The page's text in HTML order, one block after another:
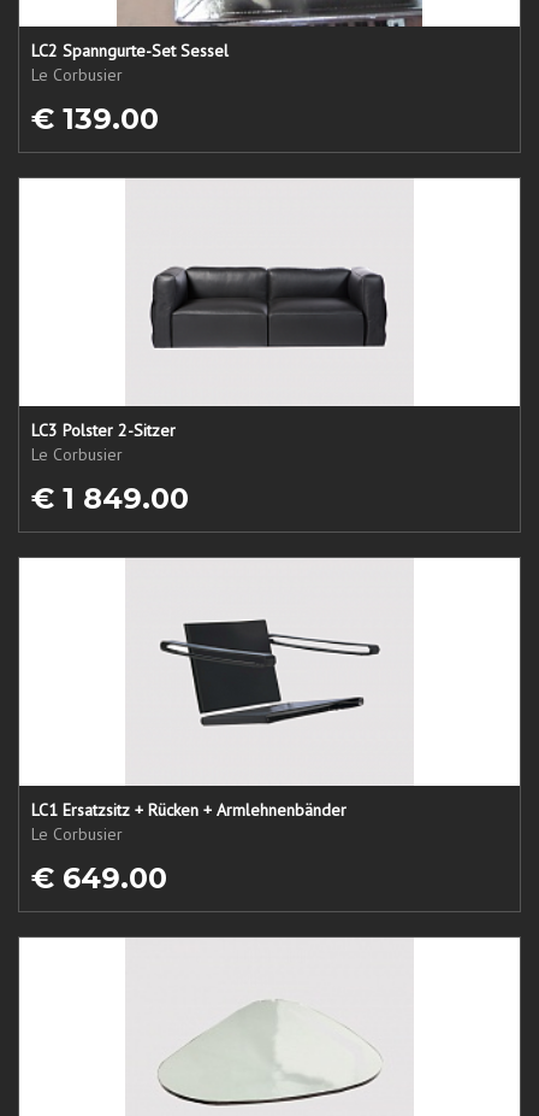
LC2 Spanngurte-Set Sessel
Le Corbusier
€ 139.00
LC3 Polster 2-Sitzer
Le Corbusier
€ 1 849.00
LC1 Ersatzsitz + Rücken + Armlehnenbänder
Le Corbusier
€ 649.00